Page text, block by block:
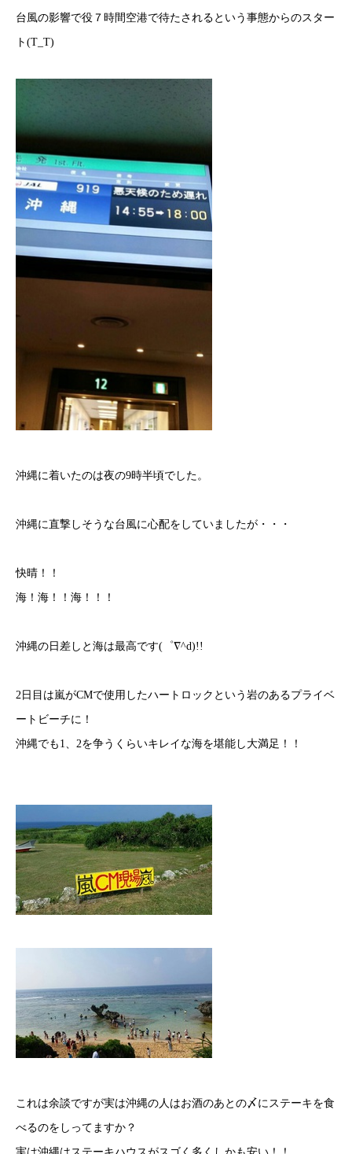
台風の影響で役７時間空港で待たされるという事態からのスター
ト (T_T)
沖縄に着いたのは夜の9時半頃でした。
沖縄に直撃しそうな台風に心配をしていましたが・・・
快晴！！
海！海！！海！！！
沖縄の日差しと海は最高です( ゜∇^d)!!
2 日目は嵐がCMで使用したハートロックという岩のあるプライベ
ートビーチに！
沖縄でも 1 2を争うくらいキレイな海を堪能し大満足！！
これは余談ですが実は沖縄の人はお酒のあとの〆にステーキを食
べるのをしってますか？